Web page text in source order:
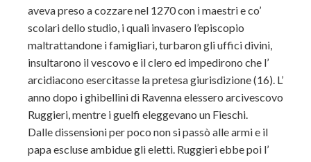
aveva preso a cozzare nel 1270 con i maestri e co’
scolari dello studio, i quali invasero l’episcopio
maltrattandone i famigliari, turbaron gli uffici divini,
insultarono il vescovo e il clero ed impedirono che l’
arcidiacono esercitasse la pretesa giurisdizione (16). L’
anno dopo i ghibellini di Ravenna elessero arcivescovo
Ruggieri, mentre i guelfi eleggevano un Fieschi.
Dalle dissensioni per poco non si passò alle armi e il
papa escluse ambidue gli eletti. Ruggieri ebbe poi l’